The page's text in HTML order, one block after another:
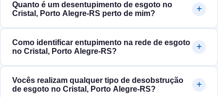
Quanto é um desentupimento de esgoto no
Cristal, Porto Alegre‑RS perto de mim?
Como identificar entupimento na rede de esgoto
no Cristal, Porto Alegre‑RS?
Vocês realizam qualquer tipo de desobstrução
de esgoto no Cristal, Porto Alegre‑RS?